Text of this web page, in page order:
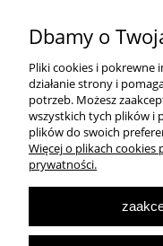
Największa Księgarnia
Dbamy o
Pliki cookies i pokrewne
działanie strony i
potrzeb. Możesz
wszystkich tych plików i
plików do swoich
Więcej o plikach cookies
prywatności.